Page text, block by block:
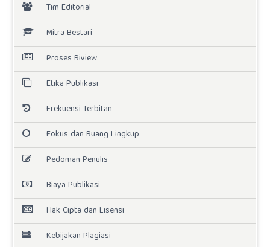
Tim Editorial
Mitra Bestari
Proses Riview
Etika Publikasi
Frekuensi Terbitan
Fokus dan Ruang Lingkup
Pedoman Penulis
Biaya Publikasi
Hak Cipta dan Lisensi
Kebijakan Plagiasi